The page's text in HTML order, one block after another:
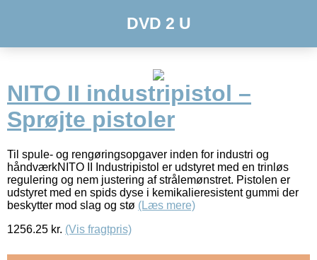
DVD 2 U
NITO II industripistol –
Sprøjte pistoler
Til spule- og rengøringsopgaver inden for industri og
håndværkNITO II Industripistol er udstyret med en trinløs
regulering og nem justering af strålemønstret. Pistolen er
udstyret med en spids dyse i kemikalieresistent gummi der
beskytter mod slag og stø (Læs mere)
1256.25 kr. (Vis fragtpris)